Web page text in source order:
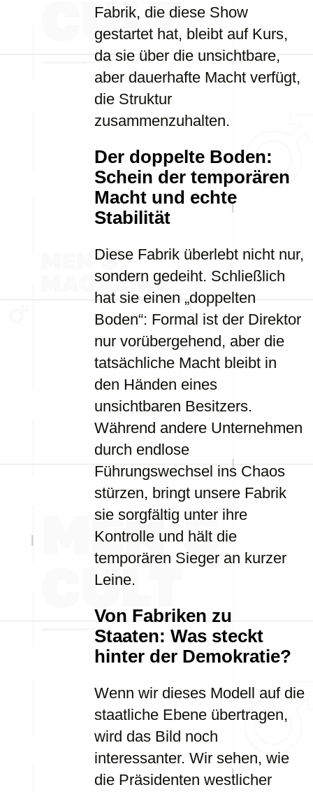
Fabrik, die diese Show
gestartet hat, bleibt auf Kurs,
da sie über die unsichtbare,
aber dauerhafte Macht verfügt,
die Struktur
zusammenzuhalten.
Der doppelte Boden:
Schein der temporären
Macht und echte
Stabilität
Diese Fabrik überlebt nicht nur,
sondern gedeiht. Schließlich
hat sie einen „doppelten
Boden“: Formal ist der Direktor
nur vorübergehend, aber die
tatsächliche Macht bleibt in
den Händen eines
unsichtbaren Besitzers.
Während andere Unternehmen
durch endlose
Führungswechsel ins Chaos
stürzen, bringt unsere Fabrik
sie sorgfältig unter ihre
Kontrolle und hält die
temporären Sieger an kurzer
Leine.
Von Fabriken zu
Staaten: Was steckt
hinter der Demokratie?
Wenn wir dieses Modell auf die
staatliche Ebene übertragen,
wird das Bild noch
interessanter. Wir sehen, wie
die Präsidenten westlicher